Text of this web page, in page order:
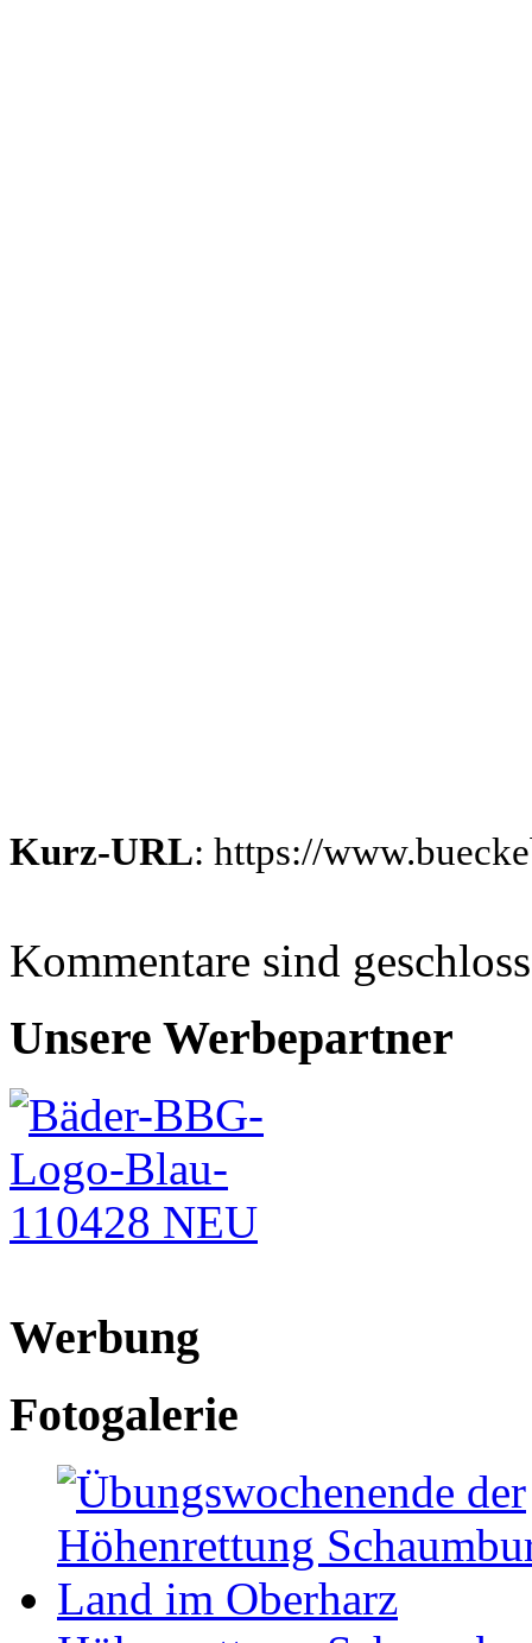
Kurz-URL: https://
Kommentare sind
Unsere Werbepartner
Werbung
Fotogalerie